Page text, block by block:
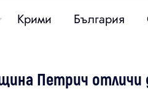
Крими България
Петрич отличи